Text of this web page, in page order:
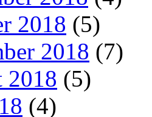
2018 (5)
2018 (7)
2018 (5)
(4)